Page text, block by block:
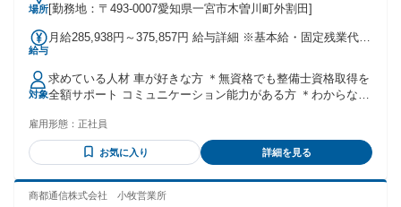
場所[勤務地：〒493-0007愛知県一宮市木曽川町外割田]
給与
月給285,938円～375,857円 給与詳細 ※基本給・固定残業代の
あたり3万5938円 〜 5万5857円（固定残業時間：1ヶ月あたり
21時間） 固定残業時間を超えた勤務時間については別途残業
代を支給する 【一律手当】 全員に一律で支払われる通勤・皆
勤・家族手当金額：なし 全員に一律で支払われるその他手当
の利益に応じて全員に還元 ＊経験や能力を考慮 【資格手当】
3級自動車整備士：1万円 2級自動車整備士：2万円 自動車検査
員：3万円 【体験入社可能】 入社前に体験入社が可能です。
(時給1150円)
対象
求めている人材 車が好きな方 ＊無資格でも整備士資格取得を
全額サポート コミュニケーション能力がある方 ＊わからない
くゆくはお客様に整備内容の説明もしていただきます。 【具
体的には】 ・業界未経験・職種未経験の方歓迎 ・要普通自動
車免許（AT限定可） 実務年数問わず、クルマに携わる事が好
こなす地域密着型の中古車販売店ですから、 一般的なディー
雇用形態： 正社員
お気に入り 詳細を見る
商都通信株式会社 小牧営業所